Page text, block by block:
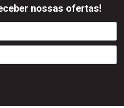
nossas ofertas!